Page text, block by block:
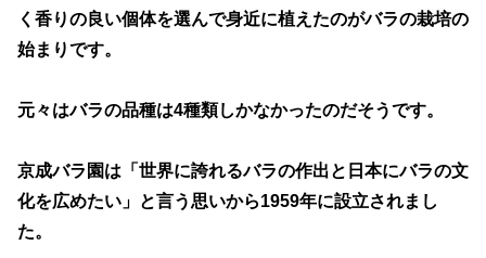
く香りの良い個体を選んで身近に植えたのがバラの栽培の
始まりです。
元々はバラの品種は4種類しかなかったのだそうです。
京成バラ園は「世界に誇れるバラの作出と日本にバラの文
化を広めたい」と言う思いから1959年に設立されまし
た。